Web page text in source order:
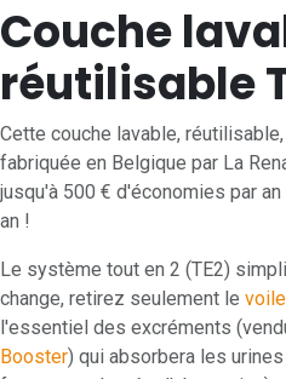
Couche
réutilisable
Cette couche lavable,
fabriquée en Belgique par La
jusqu'à 500 € d'économies par
an !
Le système tout en 2 (TE2)
change, retirez seulement le
l'essentiel des excréments
Booster) qui absorbera les